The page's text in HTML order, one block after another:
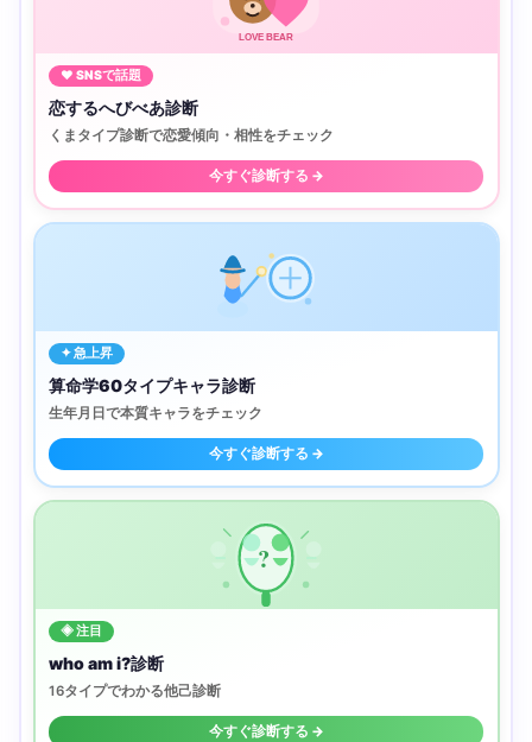
LOVE BEAR
♥ SNSで話題
恋するへびべあ診断
くまタイプ診断で恋愛傾向・相性をチェック
今すぐ診断する →
✦ 急上昇
算命学60タイプキャラ診断
生年月日で本質キャラをチェック
今すぐ診断する →
?
◈ 注目
who am i?診断
16タイプでわかる他己診断
今すぐ診断する →